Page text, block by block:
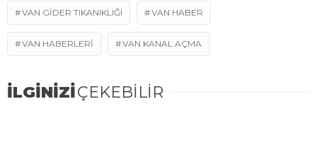
VAN GIDER TIKANIKLIĞI VAN HABER
VAN HABERLERI VAN KANAL AÇMA
İLGİNİZİÇEKEBİLİR